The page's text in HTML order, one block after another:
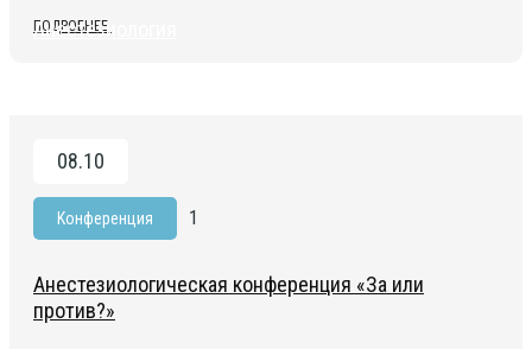
ПОДРОБНЕЕ
08.10
Kонференция 1
Анестезиология
Анестезиологическая конференция «За или
против?»